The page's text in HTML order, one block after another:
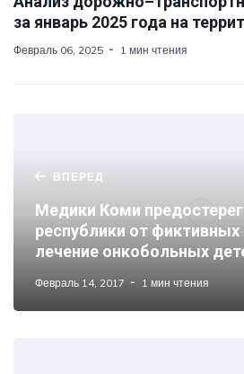
за январь 2025 года на
Февраль 06, 2025 1 мин чтения
ВПЕРЕД
Медики Коми
республики от фиктивных
лечение онкобольных
Февраль 14, 2017 1 мин чтения